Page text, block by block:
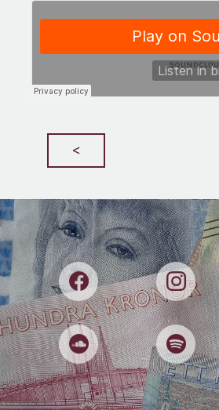
<
Arv
Auktioner
Barn
Begagnat
Bilar
Boekonomi
Boende
Bostadsmarknaden
Budget
Budgivningar
Buffert
Cookies
Deep Fake
Deklaration
Djur
Dricks
Dumpstring
E-handel
Effektivitet
El
Elitidrott